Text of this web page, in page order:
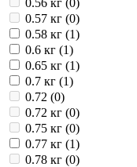
0.57 кг (0)
0.58 кг (1)
0.6 кг (1)
0.65 кг (1)
0.7 кг (1)
0.72 (0)
0.72 кг (0)
0.75 кг (0)
0.77 кг (1)
0.78 кг (0)